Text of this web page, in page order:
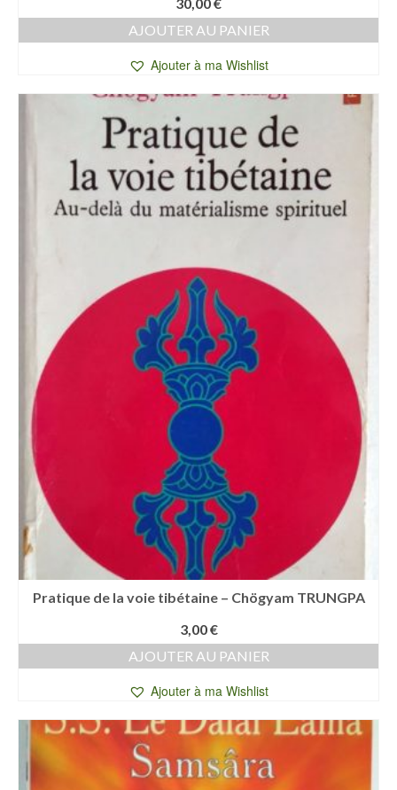
AJOUTER AU PANIER
Ajouter à ma Wishlist
Pratique de la voie tibétaine – Chögyam TRUNGPA
3,00€
AJOUTER AU PANIER
Ajouter à ma Wishlist